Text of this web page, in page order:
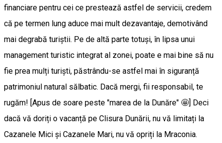
financiare pentru cei ce prestează astfel de servicii, credem
că pe termen lung aduce mai mult dezavantaje, demotivând
mai degrabă turiștii. Pe de altă parte totuși, în lipsa unui
management turistic integrat al zonei, poate e mai bine să nu
fie prea mulți turiști, păstrându-se astfel mai în siguranță
patrimoniul natural sălbatic. Dacă mergi, fii responsabil, te
rugăm! [Apus de soare peste "marea de la Dunăre" 🤩] Deci
dacă vă doriți o vacanță pe Clisura Dunării, nu vă limitați la
Cazanele Mici și Cazanele Mari, nu vă opriți la Mraconia.